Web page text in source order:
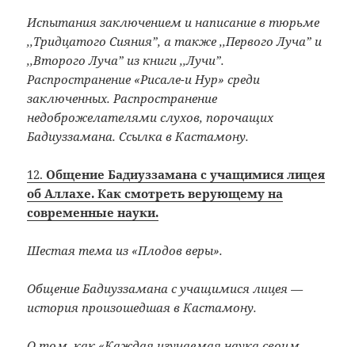
Испытания заключением и написание в тюрьме
,,Тридцатого Сияния”, а также ,,Первого Луча” и
,,Второго Луча” из книги ,,Лучи”.
Распространение «Рисале-и Нур» среди
заключенных. Распространение
недоброжелателями слухов, порочащих
Бадиуззамана. Ссылка в Кастамону.
12.Общение Бадиуззамана с учащимися лицея
об Аллахе. Как смотреть верующему на
современные науки.
Шестая тема из «Плодов веры».
Общение Бадиуззамана с учащимися лицея —
история произошедшая в Кастамону.